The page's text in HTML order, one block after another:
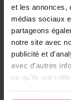
et les annonces,
médias sociaux
partageons
notre site avec
publicité et
avec d'autres
ou qu'ils ont
Carte de
et découpe
1,96 €